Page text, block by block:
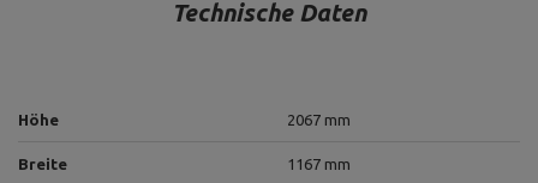
Technische Daten
Höhe 2067 mm
Breite 1167 mm